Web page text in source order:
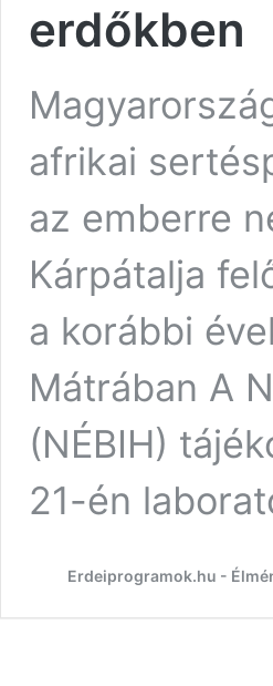
erdőkben
afrikai
az emberre
Kárpátalja
a korábbi
Mátrában A
(NÉBIH)
21-én
Erdeiprogramok.hu -